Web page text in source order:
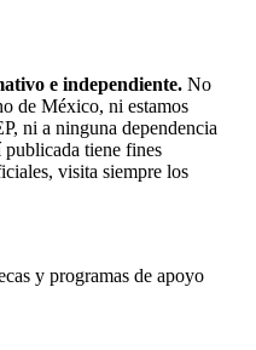
e independiente. No
de México, ni estamos
ni a ninguna dependencia
tiene fines
visita siempre los
y programas de apoyo